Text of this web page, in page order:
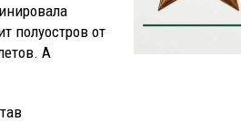
полуостров от
А